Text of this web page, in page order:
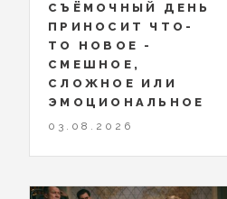
СЪЁМОЧНЫЙ ДЕНЬ
ПРИНОСИТ ЧТО-
ТО НОВОЕ -
СМЕШНОЕ,
СЛОЖНОЕ ИЛИ
ЭМОЦИОНАЛЬНОЕ
03.08.2026